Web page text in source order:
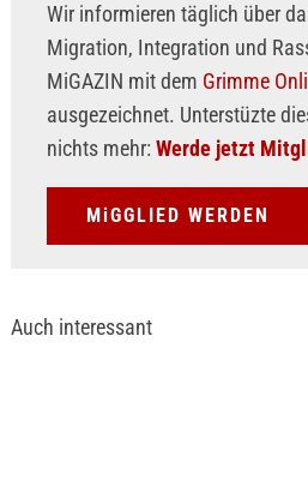
Wir informieren täglich über
Migration, Integration und
MiGAZIN mit dem Grimme
ausgezeichnet. Unterstüzte
nichts mehr: Werde jetzt
MiGGLIED WERDEN
Auch interessant